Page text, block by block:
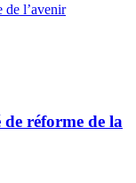
de l’avenir
réforme de la